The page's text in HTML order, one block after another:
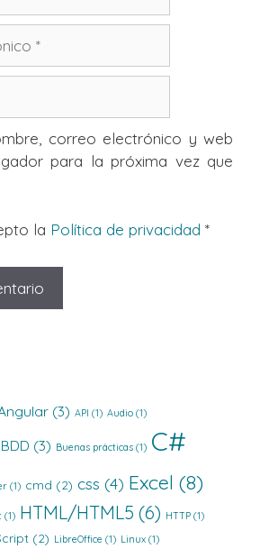
correo electrónico y web
para la próxima vez que
la Política de privacidad *
(3) API (1) Audio (1)
(3) Buenas prácticas (1) C#
(1) cmd (2) css (4) Excel (8)
(1) HTML/HTML5 (6) HTTP (1)
(2) LibreOffice (1) Linux (1)